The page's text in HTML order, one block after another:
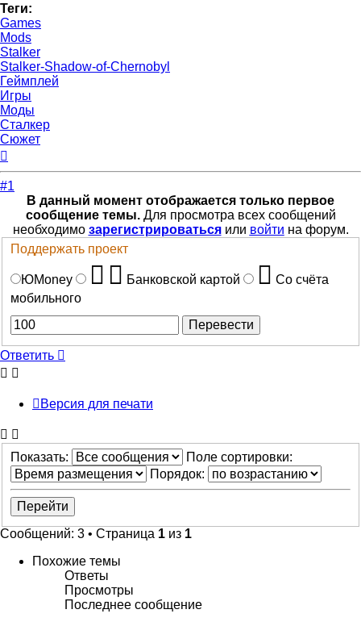
Теги:
Games
Mods
Stalker
Stalker-Shadow-of-Chernobyl
Геймплей
Игры
Моды
Сталкер
Сюжет
началу
#1
В данный момент отображается только первое
сообщение темы.Для просмотра всех сообщений
необходимо зарегистрироватьсяили войти на форум.
Поддержать проект
ЮMoney Банковской картой
Со счёта
мобильного
Ответить
Версия для печати
Показать:
Поле сортировки:
Порядок:
Сообщений: 3 • Страница 1 из 1
Похожие темы
Ответы
Просмотры
Последнее сообщение